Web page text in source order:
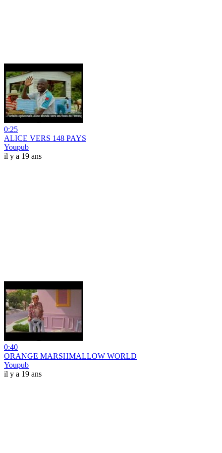
0:25
ALICE VERS 148 PAYS
Youpub
il y a 19 ans
0:40
ORANGE MARSHMALLOW WORLD
Youpub
il y a 19 ans